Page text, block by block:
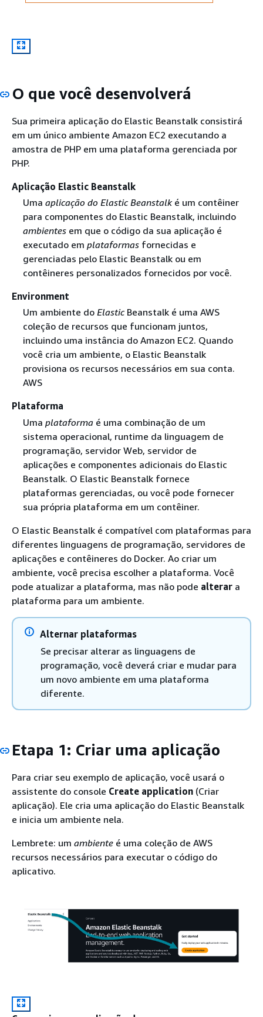
O que você desenvolverá
Sua primeira aplicação do Elastic Beanstalk consistirá
em um único ambiente Amazon EC2 executando a
amostra de PHP em uma plataforma gerenciada por
PHP.
Aplicação Elastic Beanstalk
Uma aplicação do Elastic Beanstalké um contêiner
para componentes do Elastic Beanstalk, incluindo
ambientesem que o código da sua aplicação é
executado em plataformasfornecidas e
gerenciadas pelo Elastic Beanstalk ou em
contêineres personalizados fornecidos por você.
Environment
Um ambiente do ElasticBeanstalk é uma AWS
coleção de recursos que funcionam juntos,
incluindo uma instância do Amazon EC2. Quando
você cria um ambiente, o Elastic Beanstalk
provisiona os recursos necessários em sua conta.
AWS
Plataforma
Uma plataformaé uma combinação de um
sistema operacional, runtime da linguagem de
programação, servidor Web, servidor de
aplicações e componentes adicionais do Elastic
Beanstalk. O Elastic Beanstalk fornece
plataformas gerenciadas, ou você pode fornecer
sua própria plataforma em um contêiner.
O Elastic Beanstalk é compatível com plataformas para
diferentes linguagens de programação, servidores de
aplicações e contêineres do Docker. Ao criar um
ambiente, você precisa escolher a plataforma. Você
pode atualizar a plataforma, mas não pode alterar a
plataforma para um ambiente.
Alternar plataformas
Se precisar alterar as linguagens de
programação, você deverá criar e mudar para
um novo ambiente em uma plataforma
diferente.
Etapa 1: Criar uma aplicação
Para criar seu exemplo de aplicação, você usará o
assistente do console Create application (Criar
aplicação). Ele cria uma aplicação do Elastic Beanstalk
e inicia um ambiente nela.
Lembrete: um ambiente é uma coleção de AWS
recursos necessários para executar o código do
aplicativo.